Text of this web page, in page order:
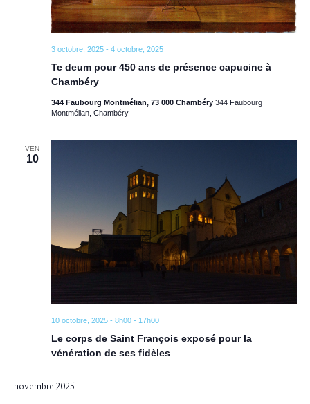
Te deum pour 450 ans de présence capucine à
Chambéry
3 octobre, 2025- 4 octobre, 2025
344 Faubourg Montmélian, 73 000 Chambéry 344 Faubourg
Montmélian, Chambéry
VEN
10
Le corps de Saint François exposé pour la
vénération de ses fidèles
10 octobre, 2025 - 8h00- 17h00
novembre 2025